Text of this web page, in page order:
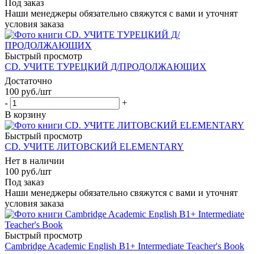
Под заказ
Наши менеджеры обязательно свяжутся с вами и уточнят
условия заказа
Быстрый просмотр
CD. УЧИТЕ ТУРЕЦКИЙ Д/ПРОДОЛЖАЮЩИХ
Достаточно
100 руб./шт
-
+
В корзину
Быстрый просмотр
CD. УЧИТЕ ЛИТОВСКИЙ ELEMENTARY
Нет в наличии
100 руб./шт
Под заказ
Наши менеджеры обязательно свяжутся с вами и уточнят
условия заказа
Быстрый просмотр
Cambridge Academic English B1+ Intermediate Teacher's Book